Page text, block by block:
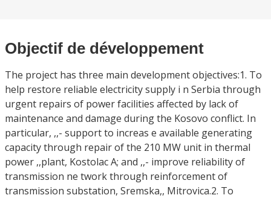
Objectif de développement
The project has three main development objectives:1. To
help restore reliable electricity supply i n Serbia through
urgent repairs of power facilities affected by lack of
maintenance and damage during the Kosovo conflict. In
particular, ,,- support to increas e available generating
capacity through repair of the 210 MW unit in thermal
power ,,plant, Kostolac A; and ,,- improve reliability of
transmission ne twork through reinforcement of
transmission substation, Sremska,, Mitrovica.2. To